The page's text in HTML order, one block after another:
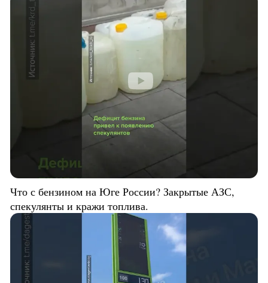
Что с бензином на Юге России? Закрытые АЗС,
спекулянты и кражи топлива.